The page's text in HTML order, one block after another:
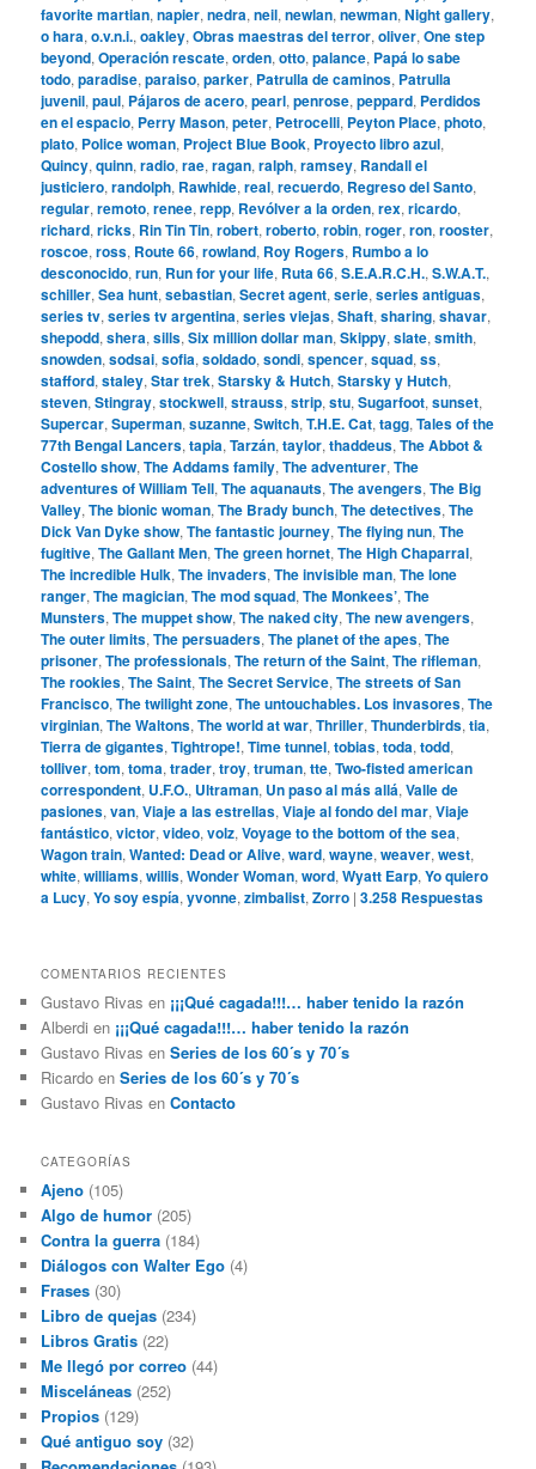
favorite martian,napier,nedra,neil,newlan,newman,Night gallery,
o hara,o.v.n.i.,oakley,Obras maestras del terror,oliver,One step
beyond,Operación rescate,orden,otto,palance, Papá lo sabe
todo,paradise,paraiso,parker, Patrulla de caminos, Patrulla
juvenil,paul, Pájaros de acero,pearl,penrose,peppard, Perdidos
en el espacio, Perry Mason,peter, Petrocelli, Peyton Place,photo,
plato, Police woman, Project Blue Book, Proyecto libro azul,
Quincy,quinn,radio,rae,ragan,ralph,ramsey, Randall el
justiciero,randolph, Rawhide,real,recuerdo, Regreso del Santo,
regular,remoto,renee,repp, Revólver a la orden,rex,ricardo,
richard,ricks, Rin Tin Tin,robert,roberto,robin,roger,ron,rooster,
roscoe,ross, Route 66,rowland, Roy Rogers, Rumbo a lo
desconocido,run, Run for your life, Ruta 66,S.E.A.R.C.H.,S.W.A.T.,
schiller,Sea hunt,sebastian,Secret agent,serie,series antiguas,
series tv,series tv argentina,series viejas,Shaft,sharing,shavar,
shepodd,shera,sills,Six million dollar man,Skippy,slate,smith,
snowden,sodsai,sofia,soldado,sondi,spencer,squad,ss,
stafford,staley,Star trek,Starsky & Hutch,Starsky y Hutch,
steven,Stingray,stockwell,strauss,strip,stu,Sugarfoot,sunset,
Supercar,Superman,suzanne,Switch,T.H.E. Cat,tagg,Tales of the
77th Bengal Lancers,tapia,Tarzán,taylor,thaddeus,The Abbot &
Costello show,The Addams family,The adventurer,The
adventures of William Tell,The aquanauts,The avengers,The Big
Valley,The bionic woman,The Brady bunch,The detectives,The
Dick Van Dyke show,The fantastic journey,The flying nun,The
fugitive,The Gallant Men,The green hornet,The High Chaparral,
The incredible Hulk,The invaders,The invisible man,The lone
ranger,The magician,The mod squad,The Monkees’,The
Munsters,The muppet show,The naked city,The new avengers,
The outer limits,The persuaders,The planet of the apes,The
prisoner,The professionals,The return of the Saint,The rifleman,
The rookies,The Saint,The Secret Service,The streets of San
Francisco,The twilight zone,The untouchables. Los invasores,The
virginian,The Waltons,The world at war,Thriller,Thunderbirds,tia,
Tierra de gigantes,Tightrope!,Time tunnel,tobias,toda,todd,
tolliver,tom,toma,trader,troy,truman,tte,Two-fisted american
correspondent, U.F.O., Ultraman, Un paso al más allá,Valle de
pasiones,van,Viaje a las estrellas,Viaje al fondo del mar,Viaje
fantástico,victor,video,volz,Voyage to the bottom of the sea,
Wagon train,Wanted: Dead or Alive,ward,wayne,weaver,west,
white,williams,willis,Wonder Woman,word,Wyatt Earp,Yo quiero
a Lucy,Yo soy espía,yvonne,zimbalist,Zorro |3.258 Respuestas
COMENTARIOS RECIENTES
Gustavo Rivas en ¡¡¡Qué cagada!!!… haber tenido la razón
Alberdi en ¡¡¡Qué cagada!!!… haber tenido la razón
Gustavo Rivas enSeries de los 60´s y 70´s
Ricardo enSeries de los 60´s y 70´s
Gustavo Rivas enContacto
CATEGORÍAS
Ajeno (105)
Algo de humor (205)
Contra la guerra (184)
Diálogos con Walter Ego (4)
Frases (30)
Libro de quejas (234)
Libros Gratis (22)
Me llegó por correo (44)
Misceláneas (252)
Propios (129)
Qué antiguo soy (32)